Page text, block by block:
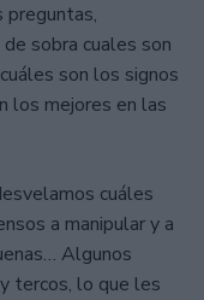
preguntas,
sobra cuales son
son los signos
los mejores en las
cuáles
a manipular y a
Algunos
tercos, lo que les